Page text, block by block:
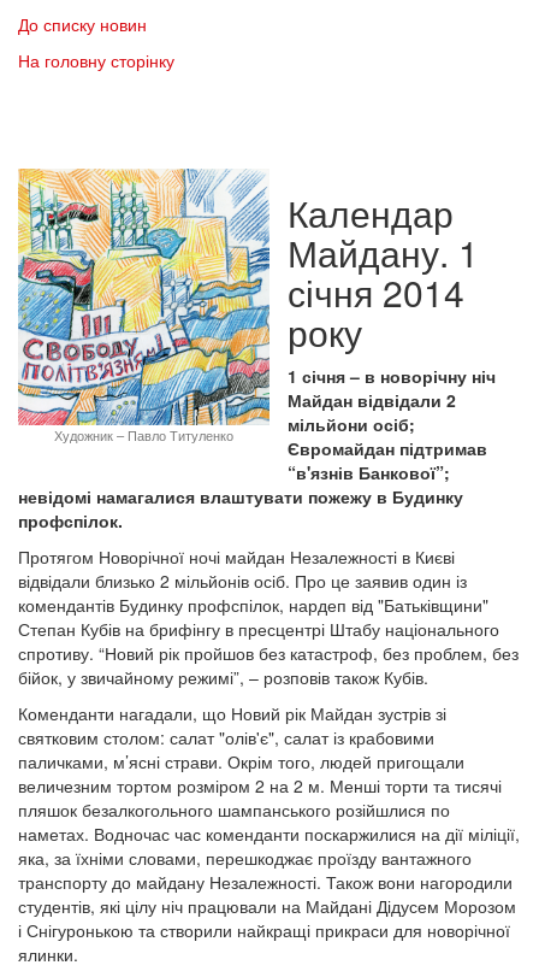
До списку новин
На головну сторінку
Художник – Павло Титуленко
Календар
Майдану. 1
січня 2014
року
1 січня – в новорічну ніч
Майдан відвідали 2
мільйони осіб;
Євромайдан підтримав
“в'язнів Банкової”;
невідомі намагалися влаштувати пожежу в Будинку
профспілок.
Протягом Новорічної ночі майдан Незалежності в Києві
відвідали близько 2 мільйонів осіб. Про це заявив один із
комендантів Будинку профспілок, нардеп від "Батьківщини"
Степан Кубів на брифінгу в пресцентрі Штабу національного
спротиву. “Новий рік пройшов без катастроф, без проблем, без
бійок, у звичайному режимі”, – розповів також Кубів.
Коменданти нагадали, що Новий рік Майдан зустрів зі
святковим столом: салат "олів'є", салат із крабовими
паличками, м’ясні страви. Окрім того, людей пригощали
величезним тортом розміром 2 на 2 м. Менші торти та тисячі
пляшок безалкогольного шампанського розійшлися по
наметах. Водночас час коменданти поскаржилися на дії міліції,
яка, за їхніми словами, перешкоджає проїзду вантажного
транспорту до майдану Незалежності. Також вони нагородили
студентів, які цілу ніч працювали на Майдані Дідусем Морозом
і Снігуронькою та створили найкращі прикраси для новорічної
ялинки.